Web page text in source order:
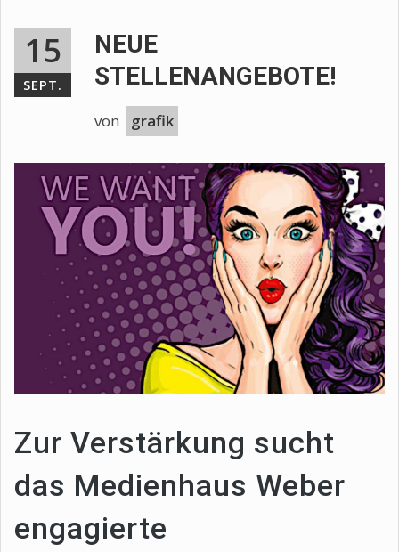
15
SEPT.
NEUE
STELLENANGEBOTE!
von grafik
Zur Verstärkung sucht
das Medienhaus Weber
engagierte